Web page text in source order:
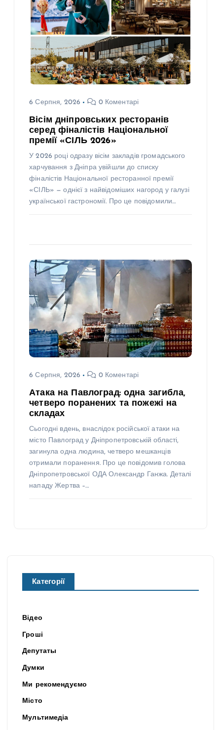
6 Серпня, 2026 0 Коментарі
Вісім дніпровських ресторанів
серед фіналістів Національної
премії «СІЛЬ 2026»
У 2026 році одразу вісім закладів громадського
харчування з Дніпра увійшли до списку
фіналістів Національної ресторанної премії
«СІЛЬ» — однієї з найвідоміших нагород у галузі
української гастрономії. Про це повідомили…
6 Серпня, 2026 0 Коментарі
Атака на Павлоград: одна загибла,
четверо поранених та пожежі на
складах
Сьогодні вдень, внаслідок російської атаки на
місто Павлоград у Дніпропетровській області,
загинула одна людина, четверо мешканців
отримали поранення. Про це повідомив голова
Дніпропетровської ОДА Олександр Ганжа. Деталі
нападу Жертва –…
Категорії
Відео
Гроші
Депутаты
Думки
Ми рекомендуємо
Місто
Мультимедіа